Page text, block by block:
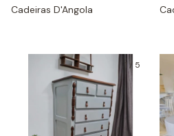
Cadeiras D'Angola
/ 5